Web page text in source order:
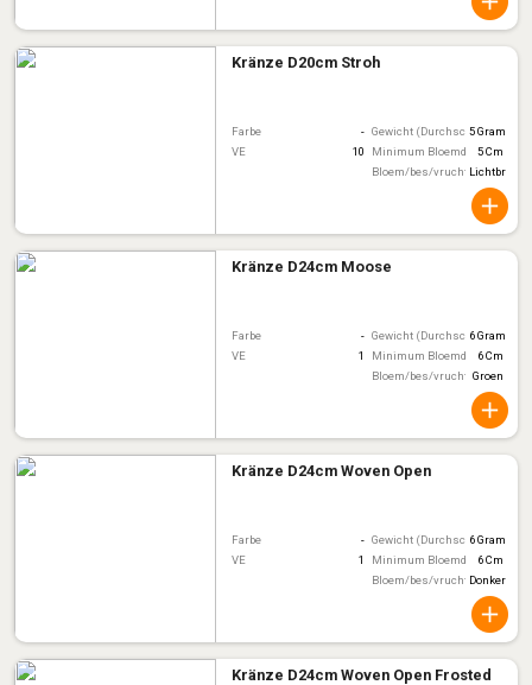
Kränze D20cm Stroh
Farbe - Gewicht (Durchschnitt)
5 Gram
VE
10 Minimum Bloemdiameter
5 Cm
Bloem/bes/vruchtkleurLichtbruin
Kränze D24cm Moose
Farbe - Gewicht (Durchschnitt)
6 Gram
VE
1 Minimum Bloemdiameter
6 Cm
Bloem/bes/vruchtkleur
Groen
Kränze D24cm Woven Open
Farbe - Gewicht (Durchschnitt)
6 Gram
VE
1 Minimum Bloemdiameter
6 Cm
Bloem/bes/vruchtkleur
Kränze D24cm Woven Open Frosted